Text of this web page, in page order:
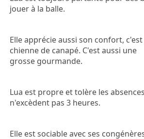
jouer à la balle.
Elle apprécie aussi son confort,
chienne de canapé. C'est aussi une
grosse gourmande.
Lua est propre et tolère les
n'excèdent pas 3 heures.
Elle est sociable avec ses